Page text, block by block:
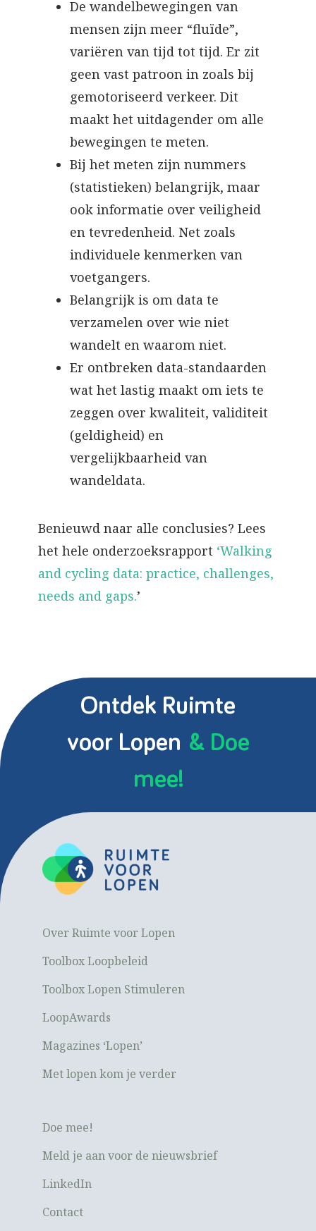
De wandelbewegingen van
mensen zijn meer “fluïde”,
variëren van tijd tot tijd. Er zit
geen vast patroon in zoals bij
gemotoriseerd verkeer. Dit
maakt het uitdagender om alle
bewegingen te meten.
Bij het meten zijn nummers
(statistieken) belangrijk, maar
ook informatie over veiligheid
en tevredenheid. Net zoals
individuele kenmerken van
voetgangers.
Belangrijk is om data te
verzamelen over wie niet
wandelt en waarom niet.
Er ontbreken data-standaarden
wat het lastig maakt om iets te
zeggen over kwaliteit, validiteit
(geldigheid) en
vergelijkbaarheid van
wandeldata.
Benieuwd naar alle conclusies? Lees
het hele onderzoeksrapport ‘Walking
and cycling data: practice, challenges,
needs and gaps.’
Ontdek Ruimte
voor Lopen & Doe
mee!
Over Ruimte voor Lopen
Toolbox Loopbeleid
Toolbox Lopen Stimuleren
LoopAwards
Magazines ‘Lopen’
Met lopen kom je verder
Doe mee!
Meld je aan voor de nieuwsbrief
LinkedIn
Contact